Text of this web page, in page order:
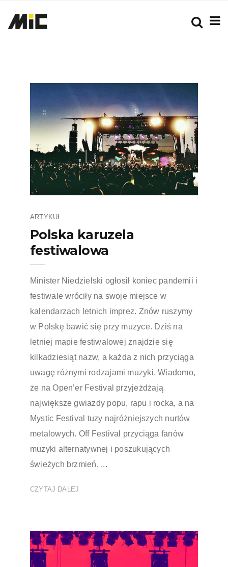
ARTYKUŁ
Polska karuzela
festiwalowa
Minister Niedzielski ogłosił koniec pandemii i
festiwale wróciły na swoje miejsce w
kalendarzach letnich imprez. Znów ruszymy
w Polskę bawić się przy muzyce. Dziś na
letniej mapie festiwalowej znajdzie się
kilkadziesiąt nazw, a każda z nich przyciąga
uwagę różnymi rodzajami muzyki. Wiadomo,
że na Open’er Festival przyjeżdżają
największe gwiazdy popu, rapu i rocka, a na
Mystic Festival tuzy najróżniejszych nurtów
metalowych. Off Festival przyciąga fanów
muzyki alternatywnej i poszukujących
świeżych brzmień, ...
CZYTAJ DALEJ